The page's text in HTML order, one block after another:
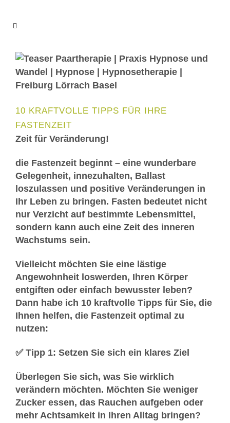
10 KRAFTVOLLE TIPPS FÜR IHRE
FASTENZEIT
Zeit für Veränderung!
die Fastenzeit beginnt – eine wunderbare
Gelegenheit, innezuhalten, Ballast
loszulassen und positive Veränderungen in
Ihr Leben zu bringen. Fasten bedeutet nicht
nur Verzicht auf bestimmte Lebensmittel,
sondern kann auch eine Zeit des inneren
Wachstums sein.
Vielleicht möchten Sie eine lästige
Angewohnheit loswerden, Ihren Körper
entgiften oder einfach bewusster leben?
Dann habe ich 10 kraftvolle Tipps für Sie, die
Ihnen helfen, die Fastenzeit optimal zu
nutzen:
✅ Tipp 1: Setzen Sie sich ein klares Ziel
Überlegen Sie sich, was Sie wirklich
verändern möchten. Möchten Sie weniger
Zucker essen, das Rauchen aufgeben oder
mehr Achtsamkeit in Ihren Alltag bringen?